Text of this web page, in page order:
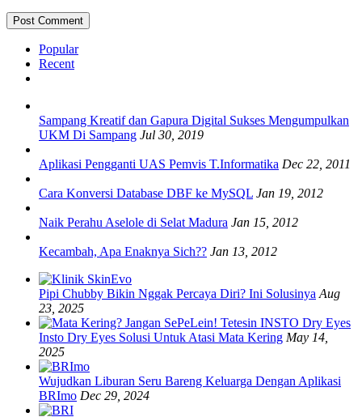
Popular
Recent
Sampang Kreatif dan Gapura Digital Sukses Mengumpulkan
UKM Di Sampang Jul 30, 2019
Aplikasi Pengganti UAS Pemvis T.Informatika Dec 22, 2011
Cara Konversi Database DBF ke MySQL Jan 19, 2012
Naik Perahu Aselole di Selat Madura Jan 15, 2012
Kecambah, Apa Enaknya Sich?? Jan 13, 2012
Pipi Chubby Bikin Nggak Percaya Diri? Ini Solusinya Aug
23, 2025
Insto Dry Eyes Solusi Untuk Atasi Mata Kering May 14,
2025
Wujudkan Liburan Seru Bareng Keluarga Dengan Aplikasi
BRImo Dec 29, 2024